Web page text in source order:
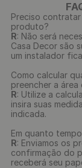
Preciso
produto?
R: Não será
Casa Decor são
um instalador
Como calcular
preencher a área
R: Utilize a
insira suas
indicada.
Em quanto
R: Enviamos os
confirmação do
receberá seu